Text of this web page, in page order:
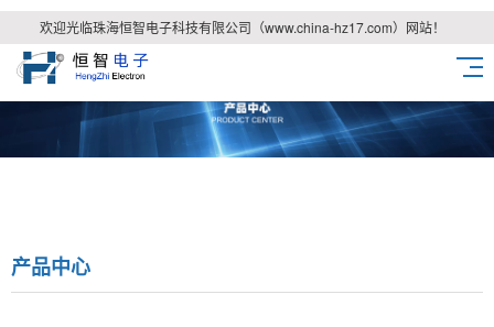
欢迎光临珠海恒智电子科技有限公司（www.china-hz17.com）网站！
产品中心